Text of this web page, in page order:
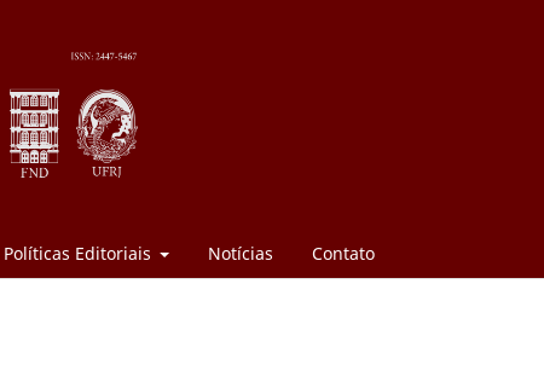
Políticas Editoriais Notícias Contato